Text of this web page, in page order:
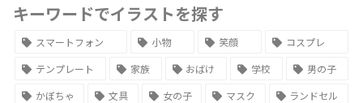
キーワードでイラストを探す
スマートフォン 小物 笑顔
コスプレ
テンプレート
家族 おばけ 学校
男の子
かぼちゃ
文具 女の子 マスク
ランドセル